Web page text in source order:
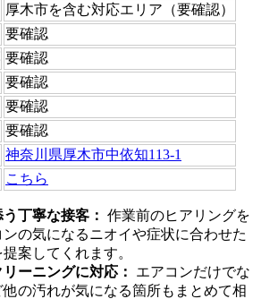
厚木市を含む対応エリア（要確認）
要確認
要確認
要確認
要確認
要確認
神奈川県厚木市中依知113-1
こちら
丁寧な接客： 作業前のヒアリングを
の気になるニオイや症状に合わせた
案してくれます。
ーニングに対応：
エアコンだけでな
他の汚れが気になる箇所もまとめて相